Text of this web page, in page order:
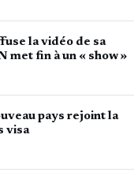
la vidéo de sa
met fin à un « show »
pays rejoint la
visa